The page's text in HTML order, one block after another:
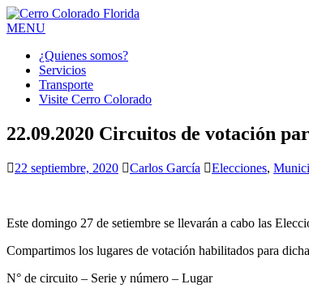
MENU
¿Quienes somos?
Servicios
Transporte
Visite Cerro Colorado
22.09.2020 Circuitos de votación
22 septiembre, 2020 Carlos García Elecciones,
Este domingo 27 de setiembre se llevarán a cabo las
Compartimos los lugares de votación habilitados para
N° de circuito – Serie y número – Lugar